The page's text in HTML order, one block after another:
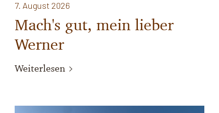
7. August 2026
Mach's gut, mein lieber
Werner
Weiterlesen